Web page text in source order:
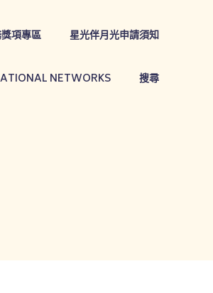
項專區 星光伴月光申請須知
NETWORKS 搜尋